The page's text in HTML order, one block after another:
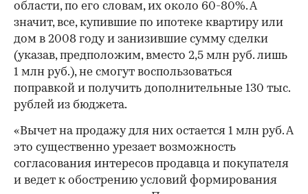
области, по его словам, их около 60-80%. А
значит, все, купившие по ипотеке квартиру или
дом в 2008 году и занизившие сумму сделки
(указав, предположим, вместо 2,5 млн руб. лишь
1 млн руб.), не смогут воспользоваться
поправкой и получить дополнительные 130 тыс.
рублей из бюджета.
«Вычет на продажу для них остается 1 млн руб. А
это существенно урезает возможность
согласования интересов продавца и покупателя
и ведет к обострению условий формирования